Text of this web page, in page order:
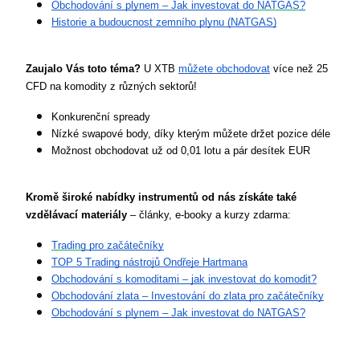
Obchodování s plynem – Jak investovat do NATGAS?
Historie a budoucnost zemního plynu (NATGAS)
Zaujalo Vás toto téma? U XTB můžete obchodovat více než 25
CFD na komodity z různých sektorů!
Konkurenční spready
Nízké swapové body, díky kterým můžete držet pozice déle
Možnost obchodovat už od 0,01 lotu a pár desítek EUR
Kromě široké nabídky instrumentů od nás získáte také
vzdělávací materiály – články, e-booky a kurzy zdarma:
Trading pro začátečníky
TOP 5 Trading nástrojů Ondřeje Hartmana
Obchodování s komoditami – jak investovat do komodit?
Obchodování zlata – Investování do zlata pro začátečníky
Obchodování s plynem – Jak investovat do NATGAS?